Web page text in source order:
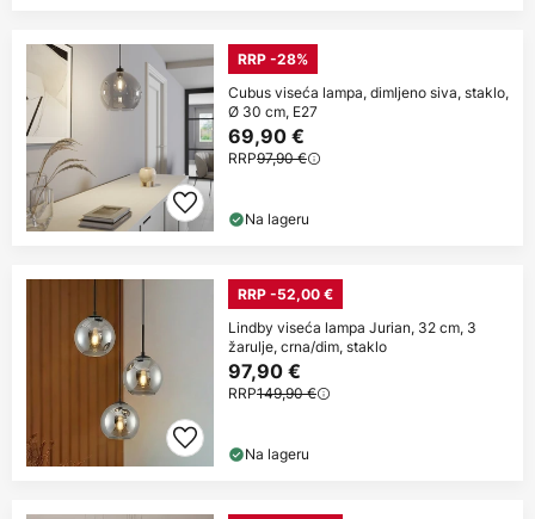
RRP -28%
Cubus viseća lampa, dimljeno siva, staklo,
Ø 30 cm, E27
69,90 €
RRP97,90 €
Na lageru
RRP -52,00 €
Lindby viseća lampa Jurian, 32 cm, 3
žarulje, crna/dim, staklo
97,90 €
RRP149,90 €
Na lageru